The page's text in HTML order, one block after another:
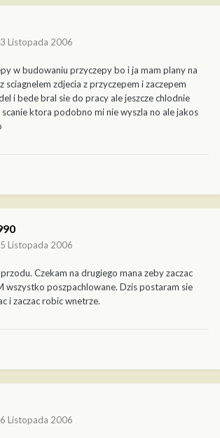
Listopada 2006
w budowaniu przyczepy bo i ja mam plany na
sciagnelem zdjecia z przyczepem i zaczepem
i bede bral sie do pracy ale jeszcze chlodnie
scanie ktora podobno mi nie wyszla no ale jakos
Listopada 2006
Czekam na drugiego mana zeby zaczac
wszystko poszpachlowane. Dzis postaram sie
i zaczac robic wnetrze.
Listopada 2006